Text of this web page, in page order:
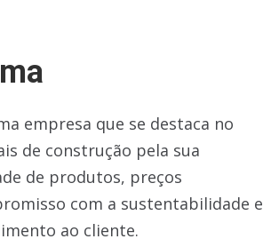
empresa que se destaca no
de construção pela sua
de produtos, preços
com a sustentabilidade e
ao cliente.